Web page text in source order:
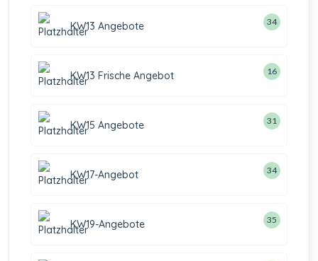
KW13 Angebote 34
KW13 Frische Angebot 16
KW15 Angebote 31
KW17-Angebot 34
KW19-Angebote 35